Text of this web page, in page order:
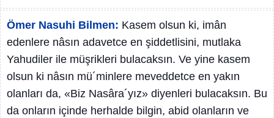
Ömer Nasuhi Bilmen: Kasem olsun ki, imân
edenlere nâsın adavetce en şiddetlisini, mutlaka
Yahudiler ile müşrikleri bulacaksın. Ve yine kasem
olsun ki nâsın mü´minlere meveddetce en yakın
olanları da, «Biz Nasâra´yız» diyenleri bulacaksın. Bu
da onların içinde herhalde bilgin, abid olanların ve